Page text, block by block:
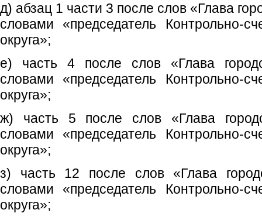
д) абзац 1 части 3 после слов «Глава
словами «председатель Контрольно-
округа»;
е) часть 4 после слов «Глава
словами «председатель Контрольно-
округа»;
ж) часть 5 после слов «Глава
словами «председатель Контрольно-
округа»;
з) часть 12 после слов «Глава
словами «председатель Контрольно-
округа»;